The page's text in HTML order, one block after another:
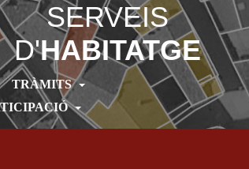
SERVEIS
D'HABITATGE
TRÀMITS